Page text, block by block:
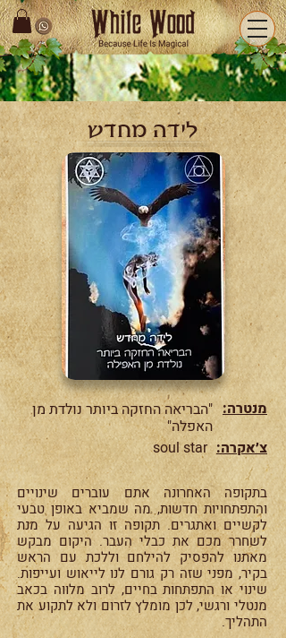
לידה מחדש
"הבריאה החזקה ביותר נולדת מן
האפלה"
מנטרה:
soul star צ׳אקרה:
בתקופה האחרונה אתם עוברים שינויים
והתפתחויות חדשות, מה שמביא באופן טבעי
לקשיים ואתגרים. תקופה זו הגיעה על מנת
לשחרר מכם את כבלי העבר. היקום מבקש
מאתנו להפסיק להילחם וללכת עם הראש
בקיר, מפני שזה רק גורם לנו לייאוש ועייפות.
שינוי או התפתחות בחיים, לרוב מלווה בכאב
מנטלי ורגשי, לכן מומלץ לזרום ולא לתקוע את
התהליך.